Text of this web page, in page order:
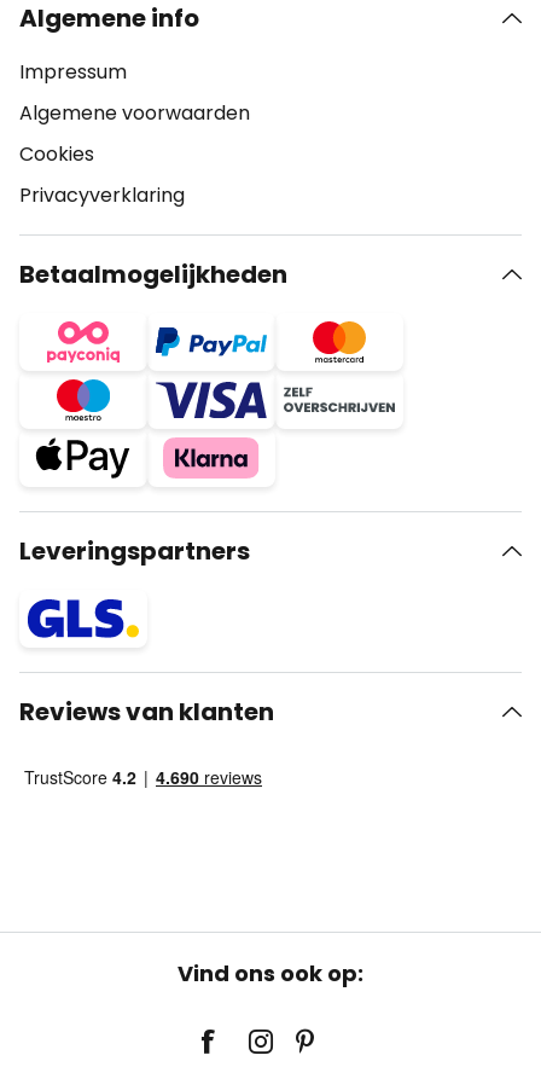
Algemene info
Impressum
Algemene voorwaarden
Cookies
Privacyverklaring
Betaalmogelijkheden
Leveringspartners
Reviews van klanten
Vind ons ook op: